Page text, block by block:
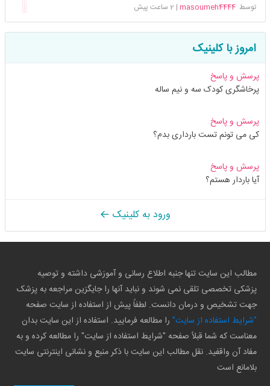
توسطmasoumeh4444
| 2 ساعت پیش
امروز با کلینیک
پرسش و پاسخ
پرخاشگری کودک سه و نیم ساله
پرسش و پاسخ
کی می تونم تست بارداری بدم؟
پرسش و پاسخ
آیا باردار هستم؟
ورود به کلینیک
مطالب این سایت تنها جنبه اطلاع رسانی و آموزشی داشته و توصیه
پزشکی تخصصی تلقی نمی شوند و نباید آنها را جایگزین مراجعه به پزشک
جهت تشخیص و درمان دانست. لطفاً پیش از استفاده از سایت صفحه
"شرایط استفاده از سایت" را مطالعه فرمایید. استفاده از این سایت بدان
معناست که شما قبلاً صفحه "شرایط استفاده از سایت" را مطالعه کرده و به
مفاد آن واقفید. نقل مطالب این سایت با ذکر منبع و نشانی اینترنتی سایت
بلامانع است